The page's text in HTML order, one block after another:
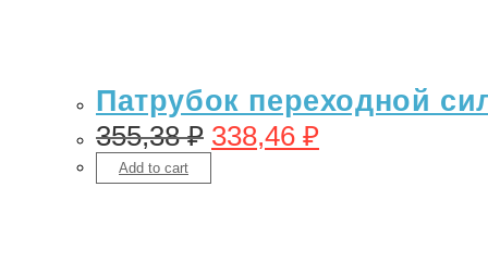
Патрубок переходной
355,38₽ 338,46 ₽
Add to cart